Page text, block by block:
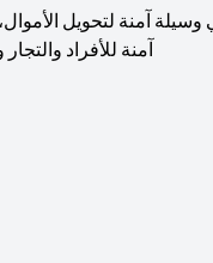
آمنة لتحويل
آمنة للأفراد